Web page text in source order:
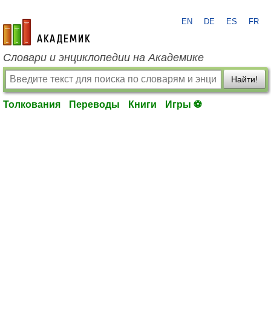
academic.ru
EN DE ES FR
Словари и энциклопедии на Академике
Найти!
Толкования Переводы Книги Игры ⚽